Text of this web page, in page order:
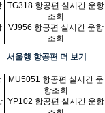
TG318 항공편 실시간 운항
조회
VJ956 항공편 실시간 운항
조회
서울행 항공편 더 보기
MU5051 항공편 실시간 운
항조회
YP102 항공편 실시간 운항